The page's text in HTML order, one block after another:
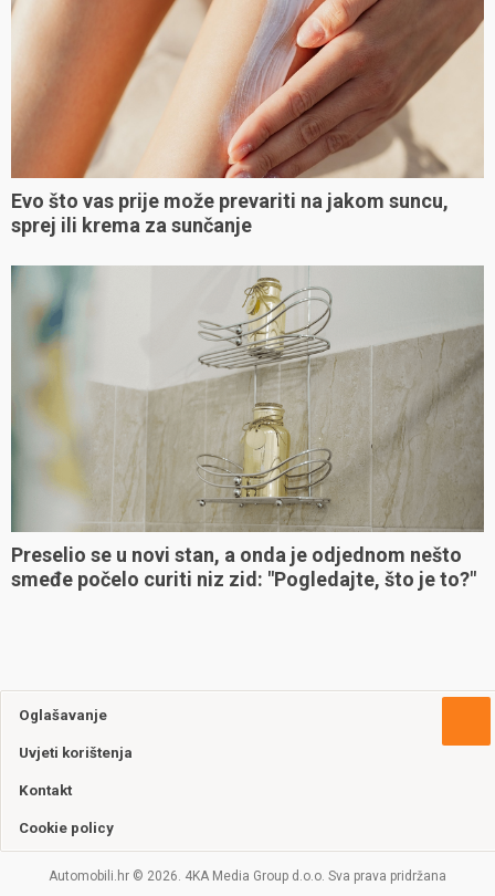
Evo što vas prije može prevariti na jakom suncu,
sprej ili krema za sunčanje
Preselio se u novi stan, a onda je odjednom nešto
smeđe počelo curiti niz zid: "Pogledajte, što je to?"
Oglašavanje
Uvjeti korištenja
Kontakt
Cookie policy
Automobili.hr © 2026. 4KA Media Group d.o.o. Sva prava pridržana